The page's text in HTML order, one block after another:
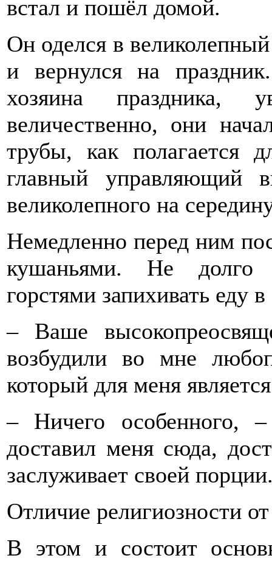
встал и пошёл домой.
Он оделся в
и вернулся на
хозяина праздника,
величественно, они
трубы, как полагается
главный управляющий
великолепного на
Немедленно перед ним
кушаньями. Не долго
горстями запихивать еду
– Ваше
возбудили во мне
который для меня
– Ничего особенного,
доставил меня сюда,
заслуживает своей
Отличие религиозности
В этом и состоит